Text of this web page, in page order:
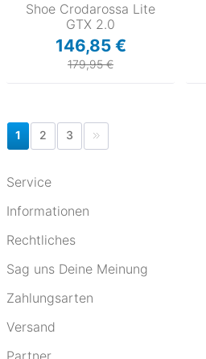
Shoe Crodarossa Lite
GTX 2.0
146,85 €
179,95 €
1 2 3
Service
Informationen
Rechtliches
Sag uns Deine Meinung
Zahlungsarten
Versand